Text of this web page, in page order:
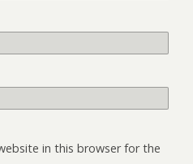
in this browser for the